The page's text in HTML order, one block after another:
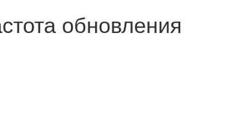
обновления